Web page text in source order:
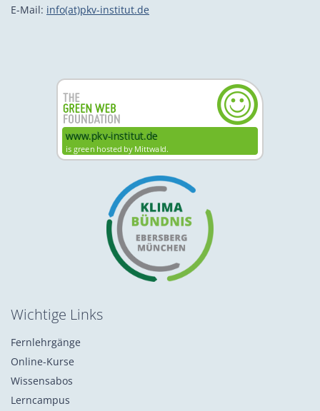
E-Mail: info(at)pkv-institut.de
Wichtige Links
Fernlehrgänge
Online-Kurse
Wissensabos
Lerncampus